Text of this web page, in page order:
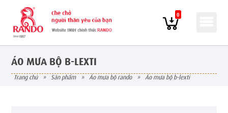
0
ÁO MƯA BỘ B-LEXTI
trang chủ » sản phẩm » áo mưa bộ rando » áo mưa bộ b-lexti